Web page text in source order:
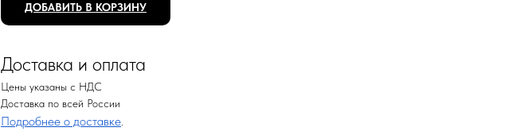
ДОБАВИТЬ В КОРЗИНУ
Доставка и оплата
Цены указаны с НДС
Доставка по всей России
Подробнее о доставке